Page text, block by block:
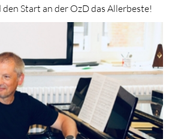
Start an der OzD das Allerbeste!